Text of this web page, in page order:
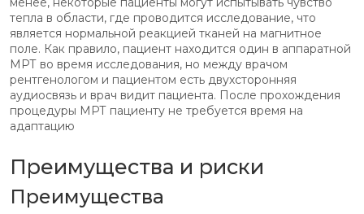
тепла в области, где проводится исследование, что
является нормальной реакцией тканей на магнитное
поле. Как правило, пациент находится один в аппаратной
МРТ во время исследования, но между врачом
рентгенологом и пациентом есть двухсторонняя
аудиосвязь и врач видит пациента. После прохождения
процедуры МРТ пациенту не требуется время на
адаптацию
Преимущества и риски
Преимущества